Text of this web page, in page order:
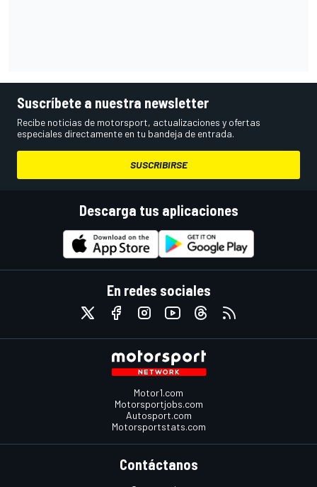
Suscríbete a nuestra newsletter
Recibe noticias de motorsport, actualizaciones y ofertas
especiales directamente en tu bandeja de entrada.
SUSCRIBIRSE
Descarga tus aplicaciones
En redes sociales
Motor1.com
Motorsportjobs.com
Autosport.com
Motorsportstats.com
Contáctanos